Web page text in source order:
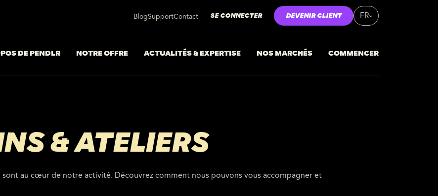
BlogSupportContact SE CONNECTER DEVENIR CLIENT FR
DE PENDLR NOTRE OFFRE ACTUALITÉS & EXPERTISE NOS MARCHÉS COMMENCER
& ATELIERS
sont au cœur de notre activité. Découvrez comment nous pouvons vous accompagner et